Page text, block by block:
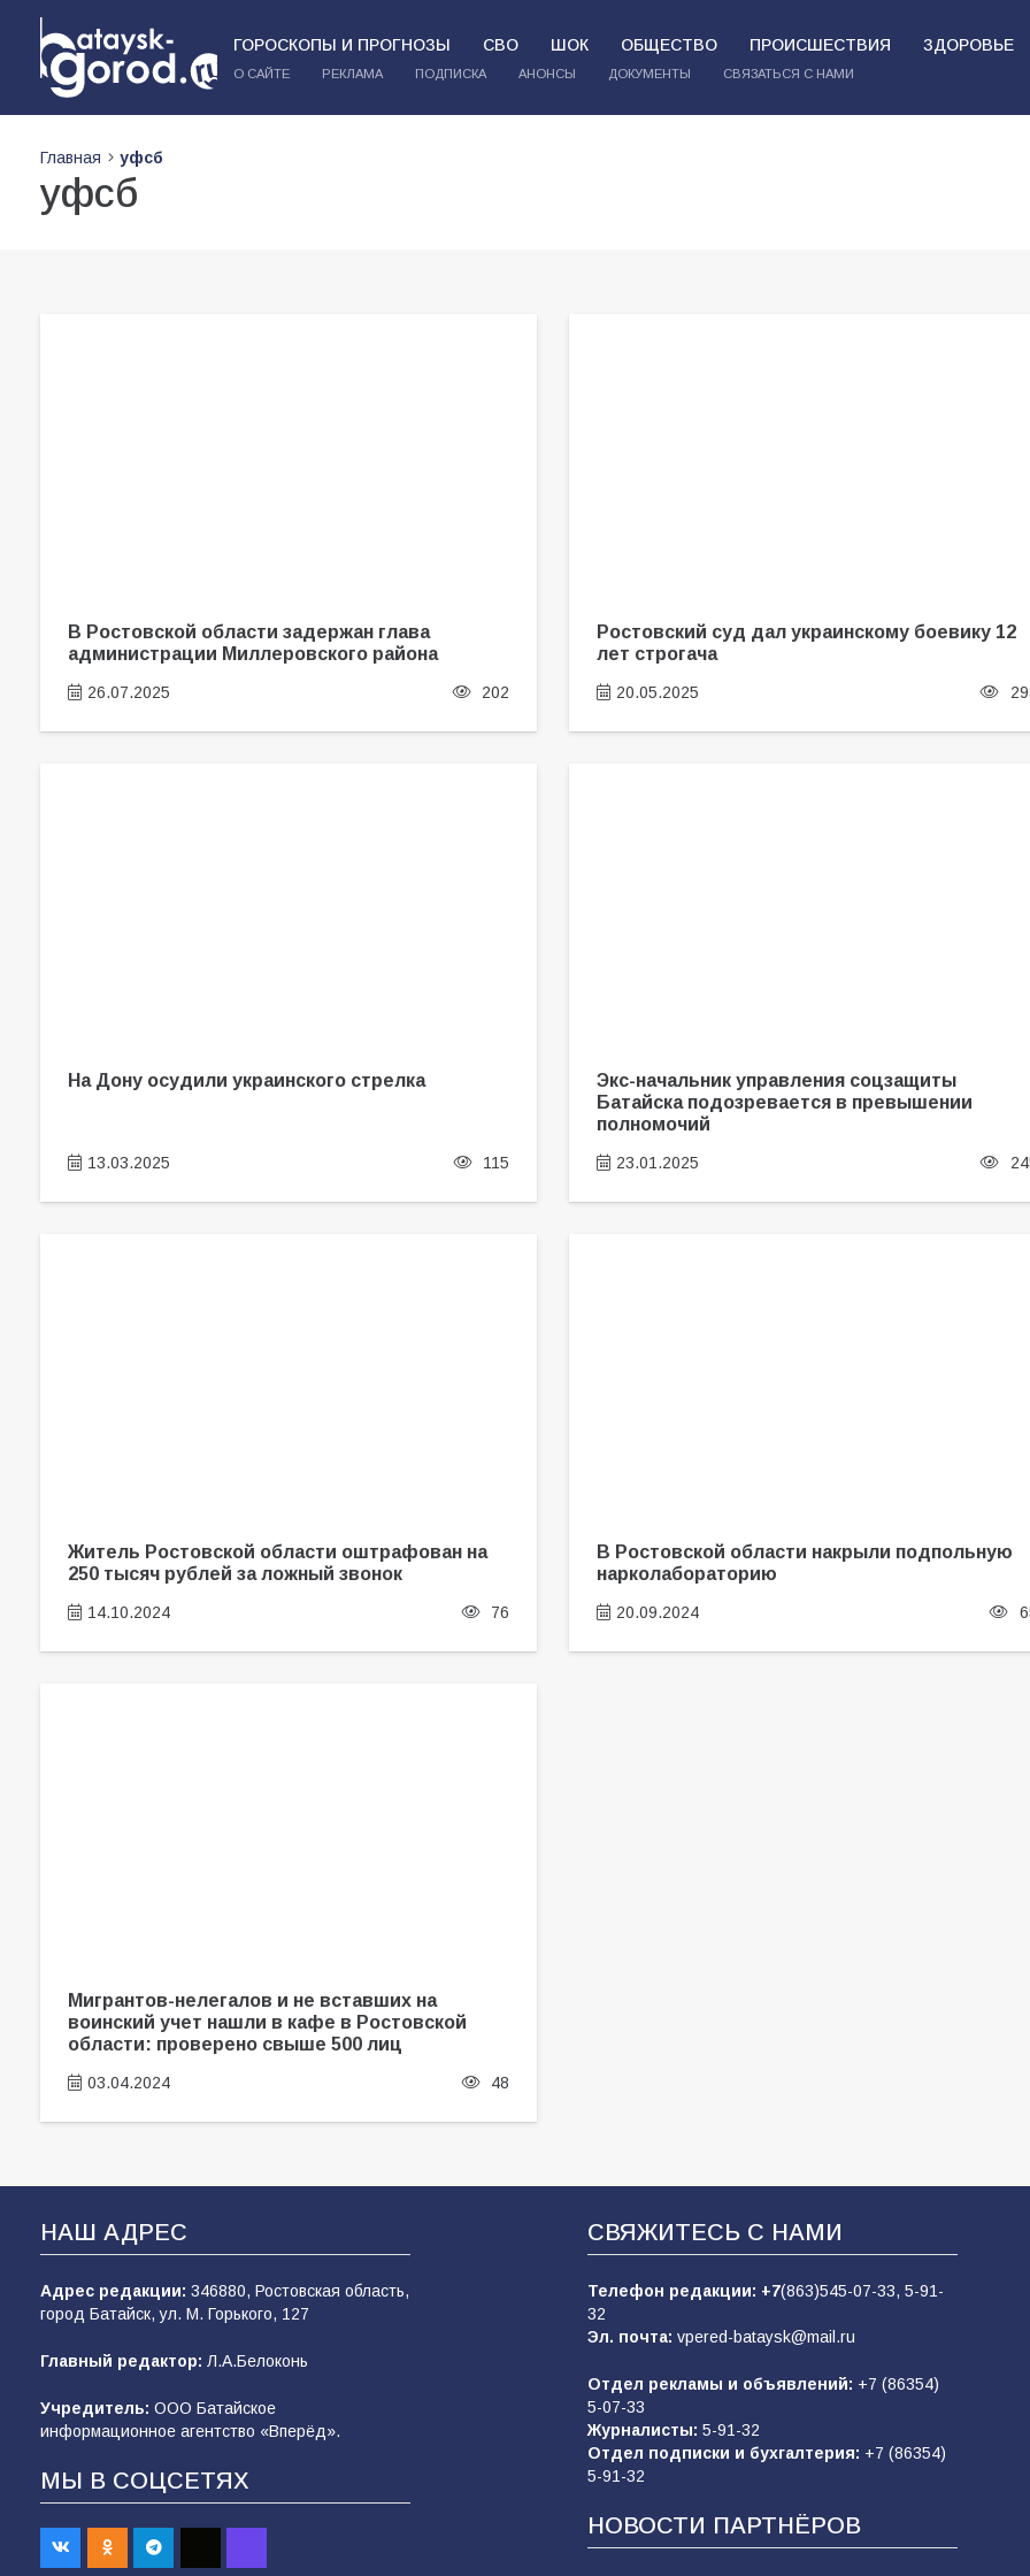
ГОРОСКОПЫ И ПРОГНОЗЫ СВО ШОК ОБЩЕСТВО ПРОИСШЕСТВИЯ ЗДОРОВЬЕ
О САЙТЕ РЕКЛАМА ПОДПИСКА АНОНСЫ ДОКУМЕНТЫ СВЯЗАТЬСЯ С НАМИ
Главная уфсб
уфсб
В Ростовской области задержан глава
администрации Миллеровского района
26.07.2025 202
Ростовский суд дал украинскому боевику 12
лет строгача
20.05.2025
На Дону осудили украинского стрелка
13.03.2025 115
Экс-начальник управления соцзащиты
Батайска подозревается в превышении
полномочий
23.01.2025
Житель Ростовской области оштрафован на
250 тысяч рублей за ложный звонок
14.10.2024 76
В Ростовской области накрыли подпольную
нарколабораторию
20.09.2024
Мигрантов-нелегалов и не вставших на
воинский учет нашли в кафе в Ростовской
области: проверено свыше 500 лиц
03.04.2024 48
НАШ АДРЕС
Адрес редакции: 346880, Ростовская область,
город Батайск, ул. М. Горького, 127
Главный редактор: Л.А.Белоконь
Учредитель: ООО Батайское
информационное агентство «Вперёд».
МЫ В СОЦСЕТЯХ
СВЯЖИТЕСЬ С НАМИ
Телефон редакции: +7(863)545-07-33, 5-91-
32
Эл. почта: vpered-bataysk@mail.ru
Отдел рекламы и объявлений: +7 (86354)
5-07-33
Журналисты: 5-91-32
Отдел подписки и бухгалтерия: +7 (86354)
5-91-32
НОВОСТИ ПАРТНЁРОВ